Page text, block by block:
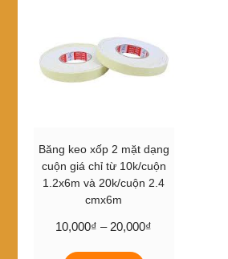
Băng keo xốp 2 mặt dạng
cuộn giá chỉ từ 10k/cuộn
1.2x6m và 20k/cuộn 2.4
cmx6m
10,000₫ – 20,000₫